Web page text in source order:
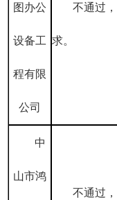
图办公
设备工
程有限
公司
不通过
求。
中
山市鸿
不通过